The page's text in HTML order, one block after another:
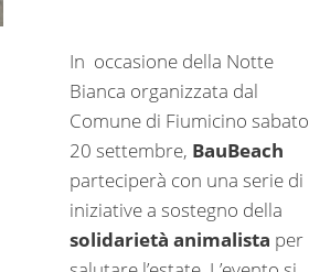
In occasione della Notte
Bianca organizzata dal
Comune di Fiumicino sabato
20 settembre, BauBeach
parteciperà con una serie di
iniziative a sostegno della
solidarietà animalista per